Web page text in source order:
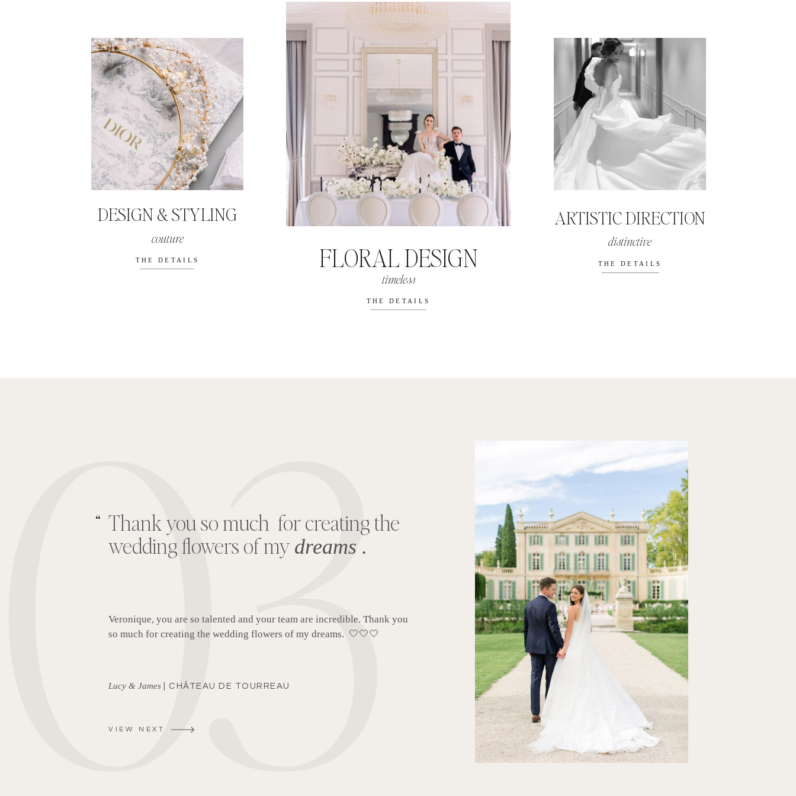
THE DETAILS
distinctive
ARTISTIC DIRECTION
THE DETAILS
timeless
FLORAL DESIGN
THE DETAILS
couture
DESIGN & STYLING
inestimable à mes yeux. Elle est à l’écoute de mes attentes et propose toujours des
idées innovantes pour nos projets en France et à l’étranger (nous avons travaillé
une collaboratrice exceptionnelle.
propose toujours desidées innovantes
pour nos projets
VIEW NEXT